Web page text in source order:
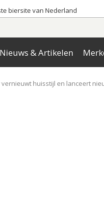
biersite van Nederland
Nieuws & Artikelen
huisstijl en lanceert